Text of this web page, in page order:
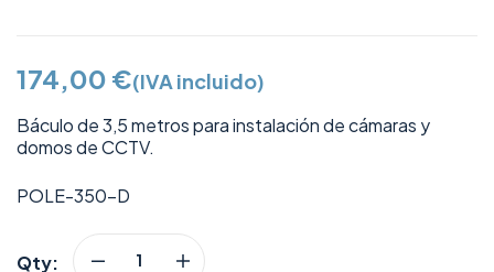
174,00 €(IVA incluido)
Báculo de 3,5 metros para instalación de cámaras y
domos de CCTV.
POLE-350-D
Qty: